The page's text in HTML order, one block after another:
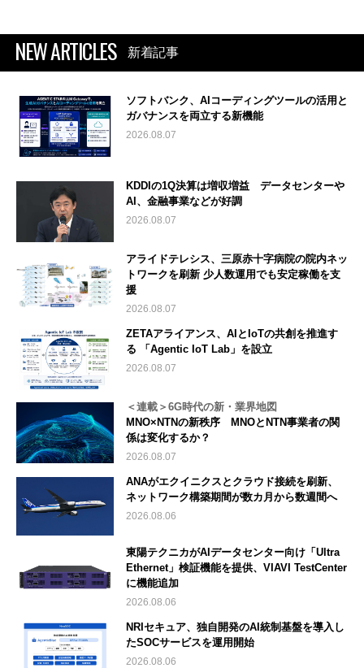
NEW ARTICLES 新着記事
ソフトバンク、AIコーディングツールの活用と
ガバナンスを両立する新機能
2026.08.07
KDDIの1Q決算は増収増益 データセンターや
AI、金融事業などが好調
2026.08.07
アライドテレシス、三原赤十字病院の院内ネッ
トワークを刷新 少人数運用でも安定稼働を支
援
2026.08.07
ZETAアライアンス、AIとIoTの共創を推進す
る 「Agentic IoT Lab」を設立
2026.08.07
＜連載＞6G時代の新・業界地図
MNO×NTNの新秩序 MNOとNTN事業者の関
係は変化するか？
2026.08.07
ANAがエクイニクスとクラウド接続を刷新、
ネットワーク構築期間が数カ月から数週間へ
2026.08.06
東陽テクニカがAIデータセンター向け「Ultra
Ethernet」検証機能を提供、VIAVI TestCenter
に機能追加
2026.08.06
NRIセキュア、独自開発のAI統制基盤を導入し
たSOCサービスを運用開始
2026.08.06